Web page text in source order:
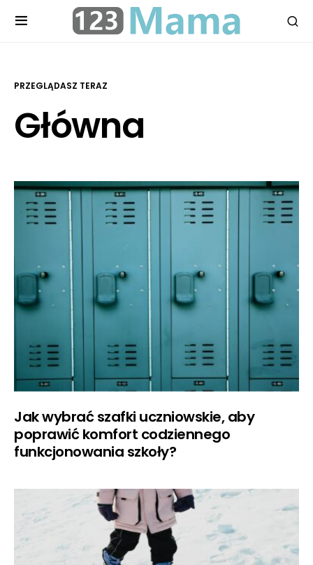
PRZEGLĄDASZ TERAZ
Główna
Jak wybrać szafki uczniowskie, aby
poprawić komfort codziennego
funkcjonowania szkoły?